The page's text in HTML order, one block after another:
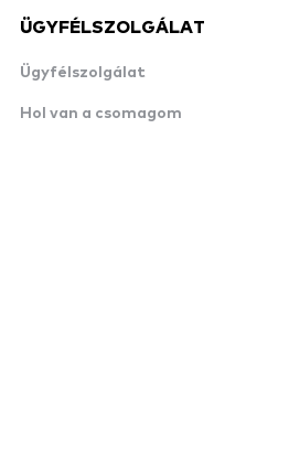
ÜGYFÉLSZOLGÁLAT
Ügyfélszolgálat
Hol van a csomagom